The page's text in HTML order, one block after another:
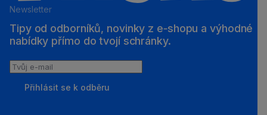
Newsletter
Tipy od odborníků, novinky z e‑shopu a výhodné
nabídky přímo do tvojí schránky.
Tvůj
Přihlásit se k odběru